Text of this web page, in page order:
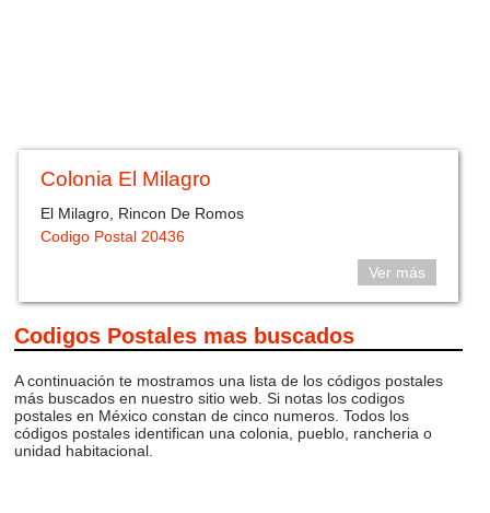
Colonia El Milagro
El Milagro, Rincon De Romos
Codigo Postal 20436
Ver más
Codigos Postales mas buscados
A continuación te mostramos una lista de los códigos postales
más buscados en nuestro sitio web. Si notas los codigos
postales en México constan de cinco numeros. Todos los
códigos postales identifican una colonia, pueblo, rancheria o
unidad habitacional.